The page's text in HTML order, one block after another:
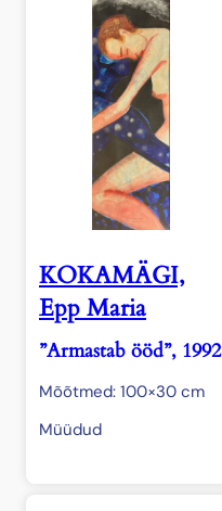
KOKAMÄGI,
Epp Maria
”Armastab ööd”, 1992
Mõõtmed: 100×30 cm
Müüdud